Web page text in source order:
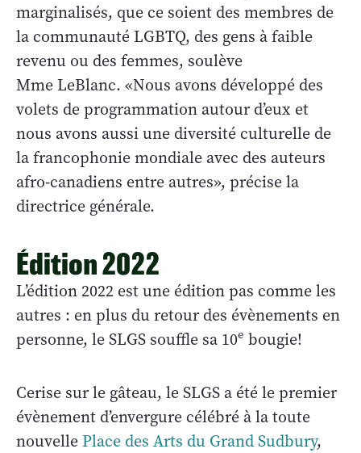
marginalisés, que ce soient des membres de
la communauté LGBTQ, des gens à faible
revenu ou des femmes, soulève
Mme LeBlanc. «Nous avons développé des
volets de programmation autour d’eux et
nous avons aussi une diversité culturelle de
la francophonie mondiale avec des auteurs
afro-canadiens entre autres», précise la
directrice générale.
Édition 2022
L’édition 2022 est une édition pas comme les
autres : en plus du retour des évènements en
personne, le SLGS souffle sa 10e bougie!
Cerise sur le gâteau, le SLGS a été le premier
évènement d’envergure célébré à la toute
nouvelle Place des Arts du Grand Sudbury,